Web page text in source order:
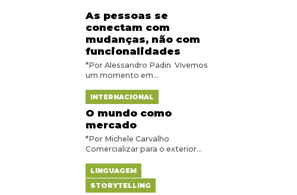
As pessoas se
conectam com
mudanças, não com
funcionalidades
*Por Alessandro Padin Vivemos
um momento em...
INTERNACIONAL
O mundo como
mercado
*Por Michele Carvalho
Comercializar para o exterior...
LINGUAGEM
STORYTELLING